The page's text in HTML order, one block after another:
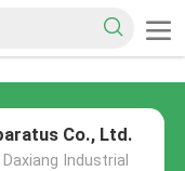
Co., Ltd.
Industrial